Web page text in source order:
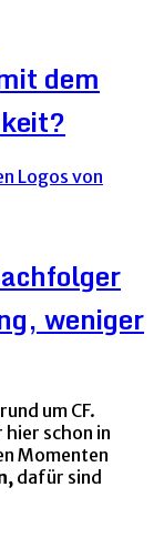
dem
weniger
um CF.
schon in
Momenten
dafür sind